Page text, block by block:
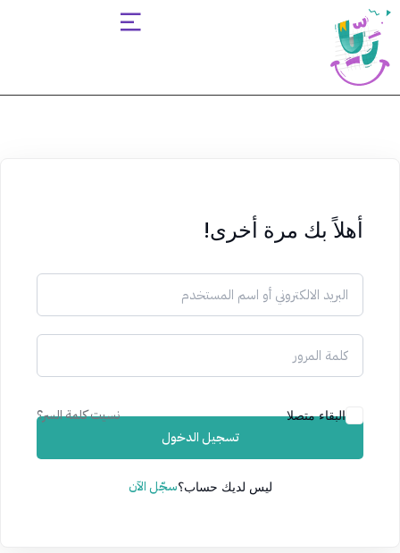
أهلاً بك مرة أخرى!
البقاء متصلا
نسيت كلمة السر؟
تسجيل الدخول
ليس لديك حساب؟سجّل الآن
Sign in
Remember me